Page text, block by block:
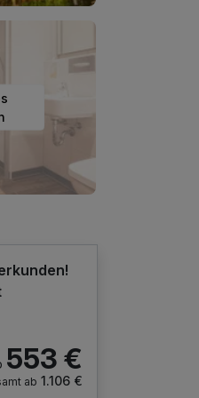
553 €
ab 1.106 €